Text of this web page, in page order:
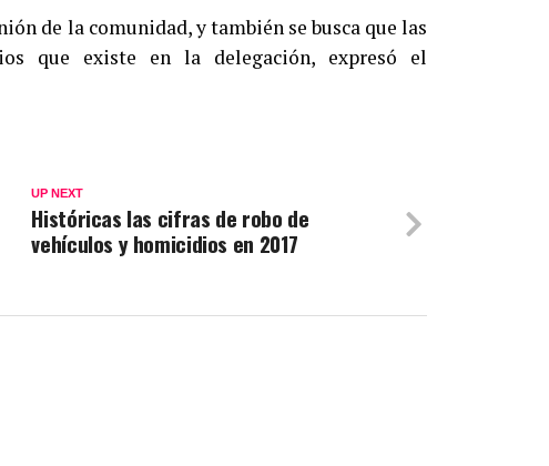
de la comunidad, y también se busca que las
que existe en la delegación, expresó el
UP NEXT
Históricas las cifras de robo de
vehículos y homicidios en 2017